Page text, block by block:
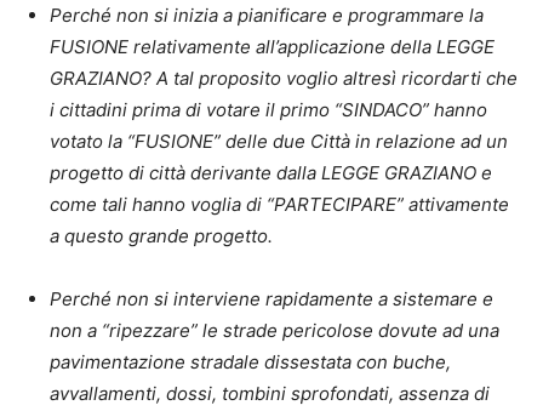
Perché non si inizia a pianificare e programmare la
FUSIONE relativamente all’applicazione della LEGGE
GRAZIANO? A tal proposito voglio altresì ricordarti che
i cittadini prima di votare il primo “SINDACO” hanno
votato la “FUSIONE” delle due Città in relazione ad un
progetto di città derivante dalla LEGGE GRAZIANO e
come tali hanno voglia di “PARTECIPARE” attivamente
a questo grande progetto.
Perché non si interviene rapidamente a sistemare e
non a “ripezzare” le strade pericolose dovute ad una
pavimentazione stradale dissestata con buche,
avvallamenti, dossi, tombini sprofondati, assenza di